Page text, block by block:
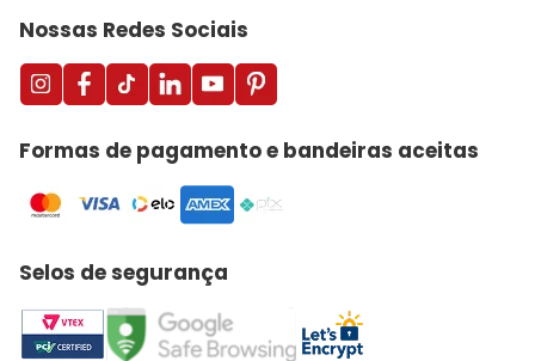
Nossas Redes Sociais
Formas de pagamento e bandeiras aceitas
Selos de segurança